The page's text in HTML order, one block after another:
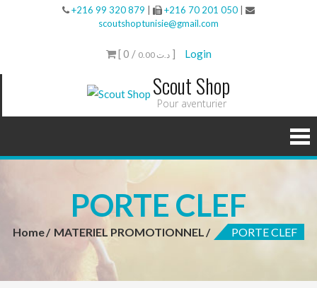
+216 99 320 879 +216 70 201 050
scoutshoptunisie@gmail.com
[ 0 / 0.00 د.ت] Login
Scout Shop
Pour aventurier
PORTE CLEF
Home MATERIEL PROMOTIONNEL PORTE CLEF